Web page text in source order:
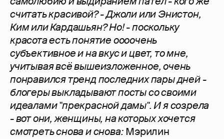
считать красивой? - Джоли или Энистон,
Ким или Кардашьян? Но! - поскольку
красота есть понятие оооочень
субъективное и на вкус и цвет, то мне,
учитывая всё вышеизложенное, очень
понравился тренд последних пары дней -
блогеры выкладывают посты со своими
идеалами "прекрасной дамы". И я созрела
- вот они, женщины, на которых хочется
смотреть снова и снова:Мэрилин